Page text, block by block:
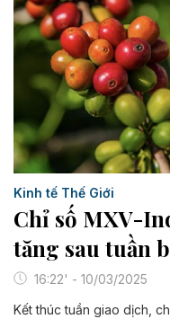
Kinh tế Thế Giới
Chỉ số MXV-
tăng sau tuần
16:22' - 10/03/2025
Kết thúc tuần giao dịch,